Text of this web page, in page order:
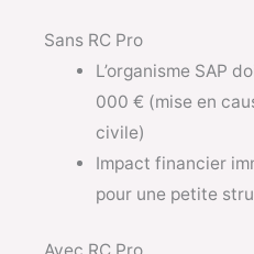
Sans RC Pro
L’organisme SAP
000 € (mise en
civile)
Impact financier
pour une petite